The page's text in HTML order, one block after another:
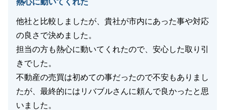
何かお困り事がございましらその際はご連絡いただけ
ますと幸いです。
熱心に動いてくれた
他社と比較しましたが、貴社が市内にあった事や対応
の良さで決めました。
担当の方も熱心に動いてくれたので、安心した取り引
きでした。
不動産の売買は初めての事だったので不安もありまし
たが、最終的にはリバブルさんに頼んで良かったと思
いました。